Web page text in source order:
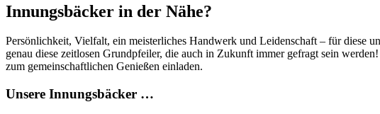
Innungsbäcker in der Nähe?
Persönlichkeit, Vielfalt, ein meisterliches Handwerk und Leidenschaft – für diese
genau diese zeitlosen Grundpfeiler, die auch in Zukunft immer gefragt sein
zum gemeinschaftlichen Genießen einladen.
Unsere Innungsbäcker …